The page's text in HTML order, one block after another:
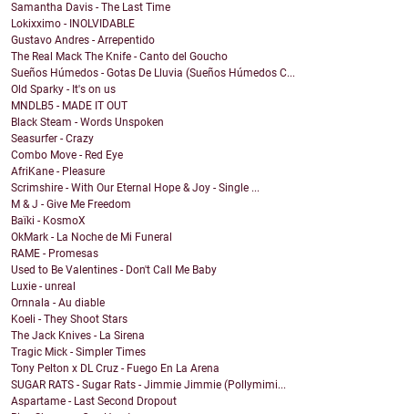
Samantha Davis - The Last Time
Lokixximo - INOLVIDABLE
Gustavo Andres - Arrepentido
The Real Mack The Knife - Canto del Goucho
Sueños Húmedos - Gotas De Lluvia (Sueños Húmedos C...
Old Sparky - It's on us
MNDLB5 - MADE IT OUT
Black Steam - Words Unspoken
Seasurfer - Crazy
Combo Move - Red Eye
AfriKane - Pleasure
Scrimshire - With Our Eternal Hope & Joy - Single ...
M & J - Give Me Freedom
Baïki - KosmoX
OkMark - La Noche de Mi Funeral
RAME - Promesas
Used to Be Valentines - Don't Call Me Baby
Luxie - unreal
Ornnala - Au diable
Koeli - They Shoot Stars
The Jack Knives - La Sirena
Tragic Mick - Simpler Times
Tony Pelton x DL Cruz - Fuego En La Arena
SUGAR RATS - Sugar Rats - Jimmie Jimmie (Pollymimi...
Aspartame - Last Second Dropout